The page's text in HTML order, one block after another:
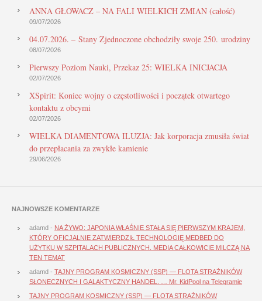
ANNA GŁOWACZ – NA FALI WIELKICH ZMIAN (całość)
09/07/2026
04.07.2026. – Stany Zjednoczone obchodziły swoje 250. urodziny
08/07/2026
Pierwszy Poziom Nauki, Przekaz 25: WIELKA INICJACJA
02/07/2026
XSpirit: Koniec wojny o częstotliwości i początek otwartego
kontaktu z obcymi
02/07/2026
WIELKA DIAMENTOWA ILUZJA: Jak korporacja zmusiła świat
do przepłacania za zwykłe kamienie
29/06/2026
NAJNOWSZE KOMENTARZE
adamd - NA ŻYWO: JAPONIA WŁAŚNIE STAŁA SIĘ PIERWSZYM KRAJEM,
KTÓRY OFICJALNIE ZATWIERDZIŁ TECHNOLOGIĘ MEDBED DO
UŻYTKU W SZPITALACH PUBLICZNYCH. MEDIA CAŁKOWICIE MILCZĄ NA
TEN TEMAT
adamd - TAJNY PROGRAM KOSMICZNY (SSP) — FLOTA STRAŻNIKÓW
SŁONECZNYCH I GALAKTYCZNY HANDEL. … Mr. KidPool na Telegramie
TAJNY PROGRAM KOSMICZNY (SSP) — FLOTA STRAŻNIKÓW